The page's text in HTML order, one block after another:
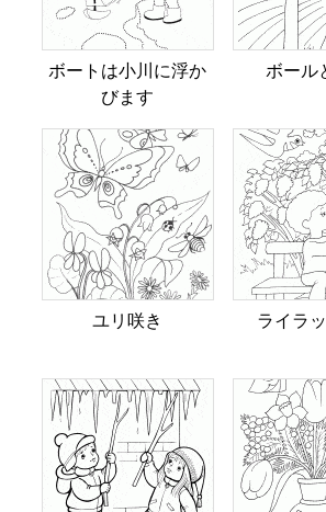
ボートは小川に浮か
びます
ボール
ユリ咲き ライラ